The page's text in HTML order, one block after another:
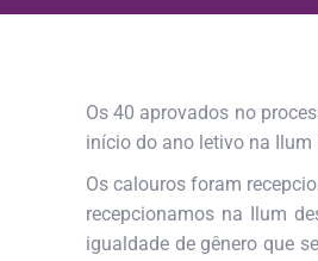
Os 40 aprovados no
início do ano letivo na Ilum
Os calouros foram
recepcionamos na Ilum
igualdade de gênero que